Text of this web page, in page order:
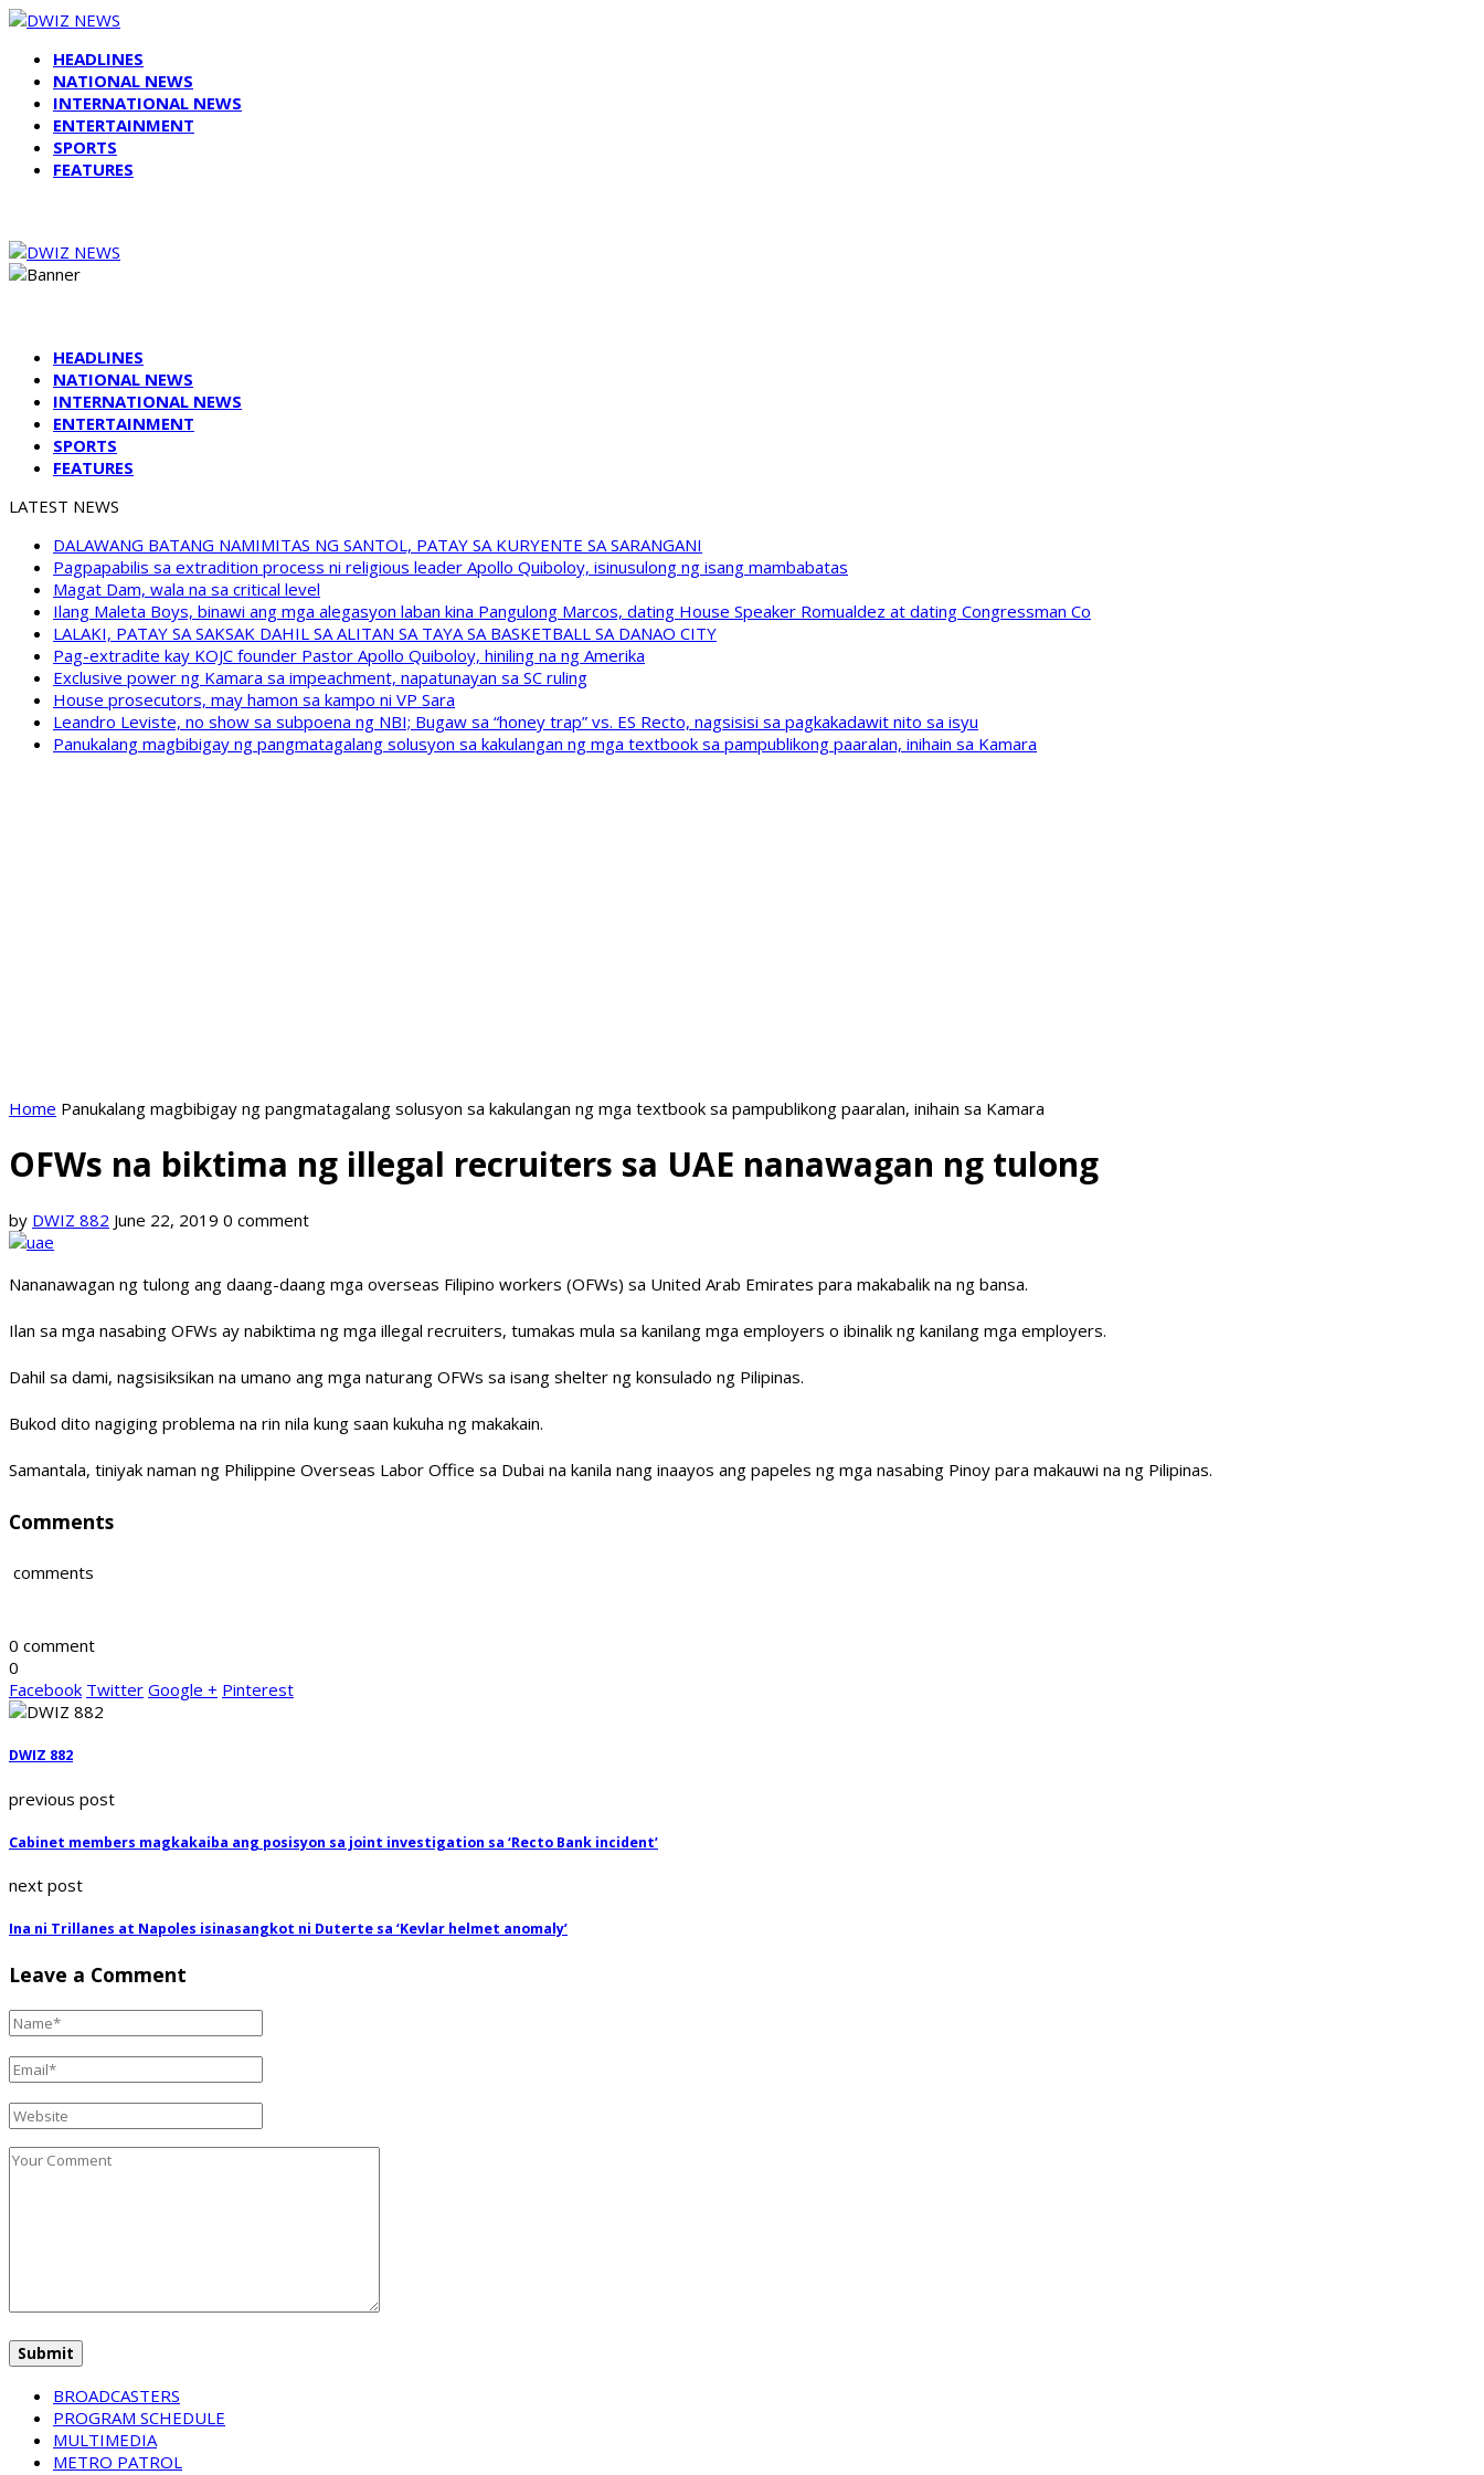
HEADLINES
NATIONAL NEWS
INTERNATIONAL NEWS
ENTERTAINMENT
SPORTS
FEATURES
HEADLINES
NATIONAL NEWS
INTERNATIONAL NEWS
ENTERTAINMENT
SPORTS
FEATURES
LATEST NEWS
DALAWANG BATANG NAMIMITAS NG SANTOL, PATAY SA KURYENTE SA SARANGANI
Pagpapabilis sa extradition process ni religious leader Apollo Quiboloy, isinusulong ng isang mambabatas
Magat Dam, wala na sa critical level
Ilang Maleta Boys, binawi ang mga alegasyon laban kina Pangulong Marcos, dating House Speaker Romualdez at dating Congressman Co
LALAKI, PATAY SA SAKSAK DAHIL SA ALITAN SA TAYA SA BASKETBALL SA DANAO CITY
Pag-extradite kay KOJC founder Pastor Apollo Quiboloy, hiniling na ng Amerika
Exclusive power ng Kamara sa impeachment, napatunayan sa SC ruling
House prosecutors, may hamon sa kampo ni VP Sara
Leandro Leviste, no show sa subpoena ng NBI; Bugaw sa “honey trap” vs. ES Recto, nagsisisi sa pagkakadawit nito sa isyu
Panukalang magbibigay ng pangmatagalang solusyon sa kakulangan ng mga textbook sa pampublikong paaralan, inihain sa Kamara
Home Panukalang magbibigay ng pangmatagalang solusyon sa kakulangan ng mga textbook sa pampublikong paaralan, inihain sa Kamara
OFWs na biktima ng illegal recruiters sa UAE nanawagan ng tulong
by DWIZ 882 June 22, 2019 0 comment
Nananawagan ng tulong ang daang-daang mga overseas Filipino workers (OFWs) sa United Arab Emirates para makabalik na ng bansa.
Ilan sa mga nasabing OFWs ay nabiktima ng mga illegal recruiters, tumakas mula sa kanilang mga employers o ibinalik ng kanilang mga employers.
Dahil sa dami, nagsisiksikan na umano ang mga naturang OFWs sa isang shelter ng konsulado ng Pilipinas.
Bukod dito nagiging problema na rin nila kung saan kukuha ng makakain.
Samantala, tiniyak naman ng Philippine Overseas Labor Office sa Dubai na kanila nang inaayos ang papeles ng mga nasabing Pinoy para makauwi na ng Pilipinas.
Comments
comments
0 comment
0
Facebook Twitter Google + Pinterest
DWIZ 882
previous post
Cabinet members magkakaiba ang posisyon sa joint investigation sa ‘Recto Bank incident’
next post
Ina ni Trillanes at Napoles isinasangkot ni Duterte sa ‘Kevlar helmet anomaly’
Leave a Comment
BROADCASTERS
PROGRAM SCHEDULE
MULTIMEDIA
METRO PATROL